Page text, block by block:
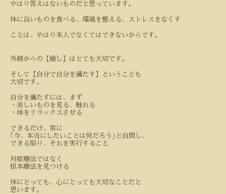
やはり答えはないものだと思っています。
体に良いものを食べる、環境を整える、ストレスをなくす
ことは、やはり本人でなくてはできないからです。
外側からの【癒し】はとても大切です。
そして【自分で自分を満たす】ということも
大切です。
自分を満たすには、まず
・美しいものを見る、触れる
・体をリラックスさせる
できるだけ、常に
｢今、本当にしたいことは何だろう｣と自問し、
できる限り、それを実行すること
対症療法ではなく
根本療法を見つける
体にとっても、心にとっても大切なことだと
思います。